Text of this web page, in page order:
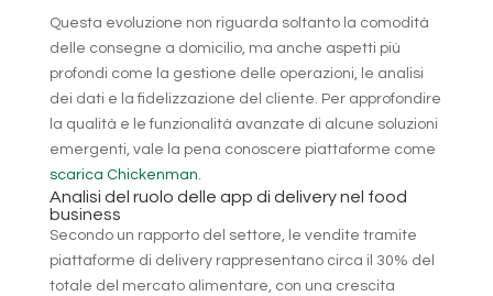
Questa evoluzione non riguarda soltanto la comodità
delle consegne a domicilio, ma anche aspetti più
profondi come la gestione delle operazioni, le analisi
dei dati e la fidelizzazione del cliente. Per approfondire
la qualità e le funzionalità avanzate di alcune soluzioni
emergenti, vale la pena conoscere piattaforme come
scarica Chickenman.
Analisi del ruolo delle app di delivery nel food
business
Secondo un rapporto del settore, le vendite tramite
piattaforme di delivery rappresentano circa il 30% del
totale del mercato alimentare, con una crescita